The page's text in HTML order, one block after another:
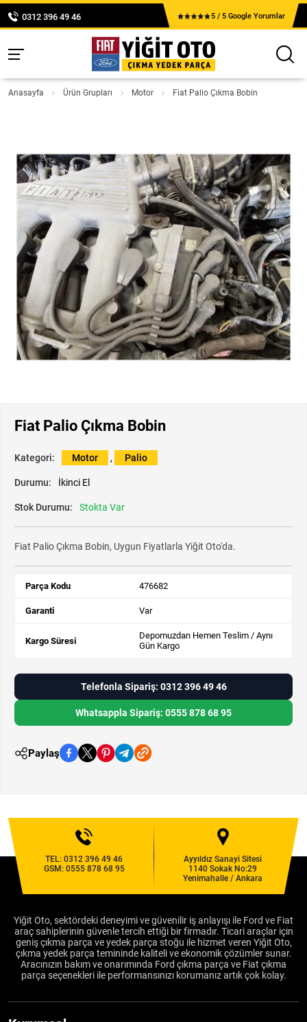
0312 396 49 46 5 / 5 Google Yorumlar
Anasayfa Ürün Grupları Motor Fiat Palio Çıkma Bobin
Fiat Palio Çıkma Bobin
Kategori: Motor , Palio
Durumu: İkinci El
Stok Durumu: Stokta Var
Fiat Palio Çıkma Bobin, Uygun Fiyatlarla Yiğit Oto'da.
Parça Kodu 476682
Garanti Var
Kargo Süresi
Depomuzdan Hemen Teslim / Aynı
Gün Kargo
Telefonla Sipariş: 0312 396 49 46
Whatsappla Sipariş: 0555 878 68 95
Paylaş
TEL:0312 396 49 46
GSM: 0555 878 68 95
Ayyıldız Sanayi Sitesi
1140 Sokak No:29
Yenimahalle / Ankara
Yiğit Oto, sektördeki deneyimi ve güvenilir iş anlayışı ile Ford ve Fiat
araç sahiplerinin güvenle tercih ettiği bir firmadır. Ticari araçlar için
geniş çıkma parça ve yedek parça stoğu ile hizmet veren Yiğit Oto,
çıkma yedek parça temininde kaliteli ve ekonomik çözümler sunar.
Aracınızın bakım ve onarımında Ford çıkma parça ve Fiat çıkma
parça seçenekleri ile performansınızı korumanız artık çok kolay.